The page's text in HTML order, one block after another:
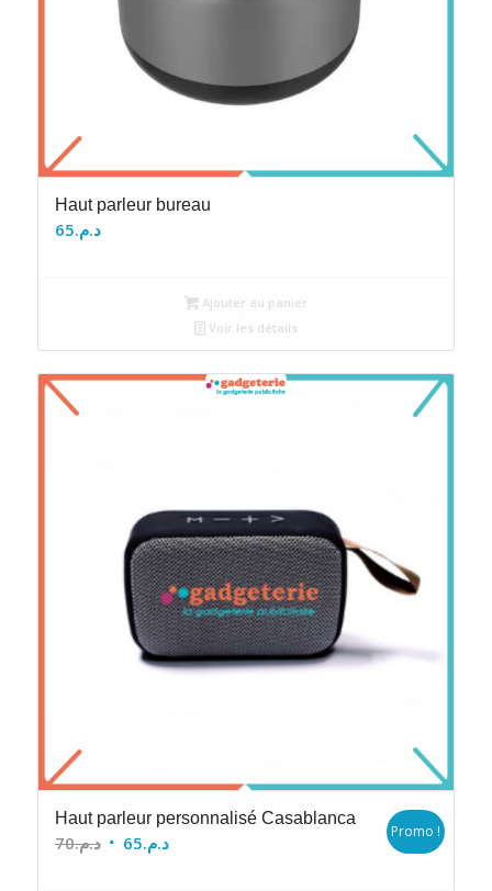
Haut parleur bureau
د.م.65
Ajouter au panier
Voir les détails
Haut parleur personnalisé Casablanca
د.م.70
Le
د.م.65
Le
Promo !